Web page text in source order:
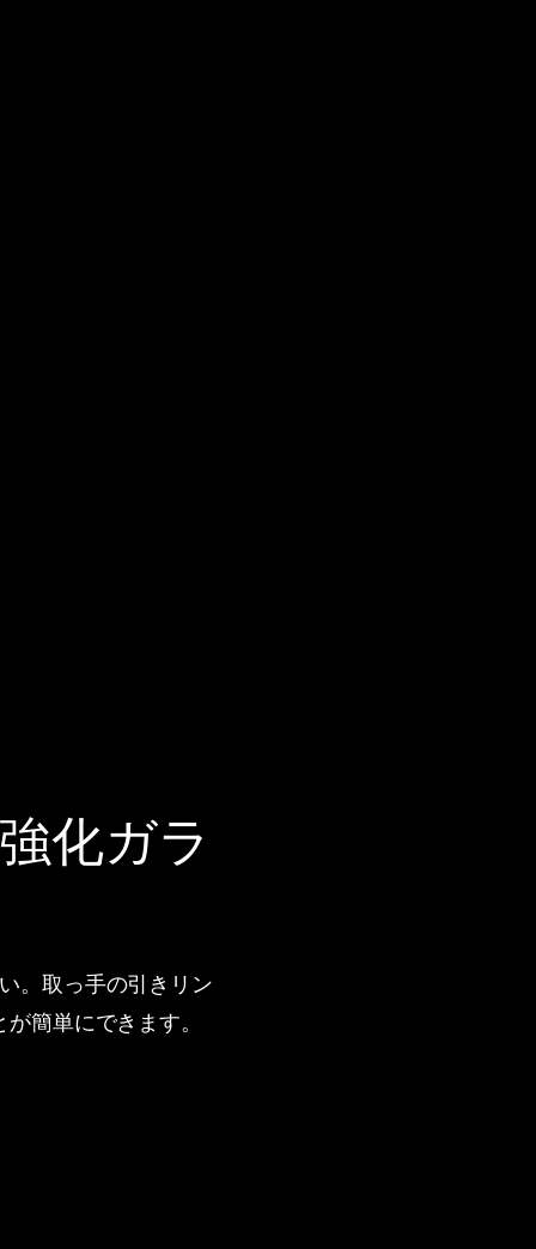
化ガラ
。取っ手の引きリン
簡単にできます。